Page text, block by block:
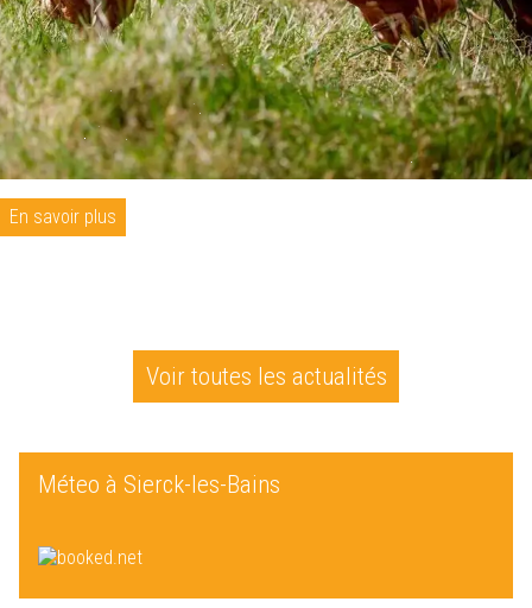
En savoir plus
Voir toutes les actualités
Méteo à Sierck-les-Bains